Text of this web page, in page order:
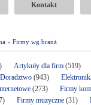
Kontakt
» Firmy wg branż
Artykuły dla firm(519)
Doradztwo(943)
(273) Firmy
Firmy muzyczne(31)